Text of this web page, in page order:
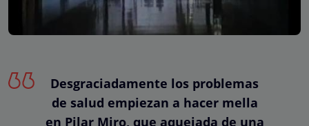
Desgraciadamente los problemas
de salud empiezan a hacer mella
en Pilar Miro, que aquejada de una